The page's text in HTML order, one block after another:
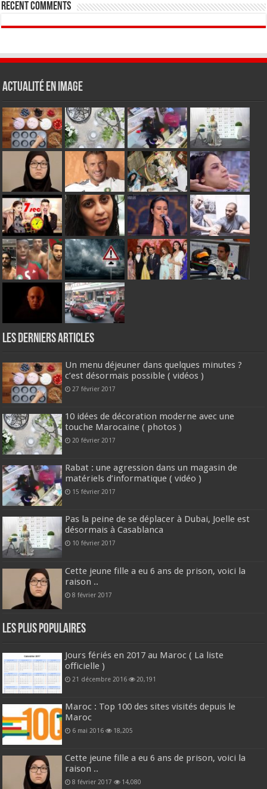
Recent Comments
Actualité en Image
Les derniers articles
Un menu déjeuner dans quelques minutes ?
c’est désormais possible ( vidéos )
27 février 2017
10 idées de décoration moderne avec une
touche Marocaine ( photos )
20 février 2017
Rabat : une agression dans un magasin de
matériels d’informatique ( vidéo )
15 février 2017
Pas la peine de se déplacer à Dubai, Joelle est
désormais à Casablanca
10 février 2017
Cette jeune fille a eu 6 ans de prison, voici la
raison ..
8 février 2017
Les plus populaires
Jours fériés en 2017 au Maroc ( La liste
officielle )
21 décembre 2016 20,191
Maroc : Top 100 des sites visités depuis le
Maroc
6 mai 2016 18,205
Cette jeune fille a eu 6 ans de prison, voici la
raison ..
8 février 2017 14,080